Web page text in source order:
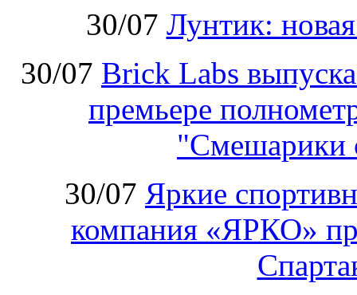
30/07 Лунтик:
30/07 Brick Labs
премьере
"Смешарики
30/07 Яркие
компания «ЯРКО»